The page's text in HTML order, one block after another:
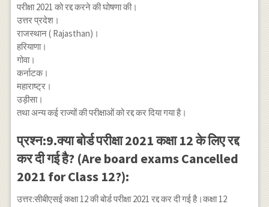
परीक्षा 2021 को रद्द करने की घोषणा की।
उत्तर प्रदेश।
राजस्थान ( Rajasthan)।
हरियाणा।
गोवा।
कर्नाटक।
महाराष्ट्र।
उड़ीसा।
तथा अन्य कई राज्यों की परीक्षाओं को रद्द कर दिया गया है।
प्रश्न:9.क्या बोर्ड परीक्षा 2021 कक्षा 12 के लिए रद्द
कर दी गई है? (Are board exams Cancelled
2021 for Class 12?):
उत्तर:सीबीएसई कक्षा 12 की बोर्ड परीक्षा 2021 रद्द कर दी गई है।कक्षा 12